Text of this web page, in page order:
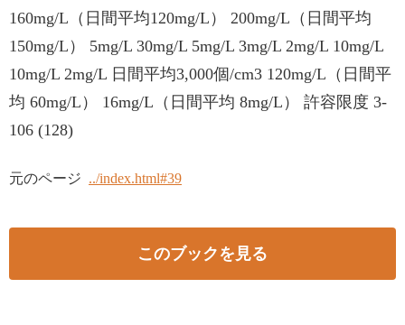
160mg/L（日間平均120mg/L） 200mg/L（日間平均
150mg/L） 5mg/L 30mg/L 5mg/L 3mg/L 2mg/L 10mg/L
10mg/L 2mg/L 日間平均3,000個/cm3 120mg/L（日間平
均 60mg/L） 16mg/L（日間平均 8mg/L） 許容限度 3-
106 (128)
元のページ ../index.html#39
このブックを見る